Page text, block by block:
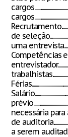
de
uma
Competências
necessária para
de
a serem